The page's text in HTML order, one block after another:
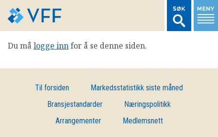
TIL FORSIDEN
MARKEDSSTATISTIKK
Du må logge innfor å se denne siden.
Til forsiden
Markedsstatistikk siste måned
Bransjestandarder
Næringspolitikk
Arrangementer
Medlemsnett